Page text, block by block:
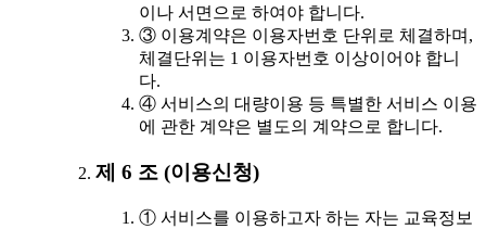
이나 서면으로 하여야 합니다.
③ 이용계약은 이용자번호 단위로 체결하며,
체결단위는 1 이용자번호 이상이어야 합니
다.
④ 서비스의 대량이용 등 특별한 서비스 이용
에 관한 계약은 별도의 계약으로 합니다.
제 6 조 (이용신청)
① 서비스를 이용하고자 하는 자는 교육정보